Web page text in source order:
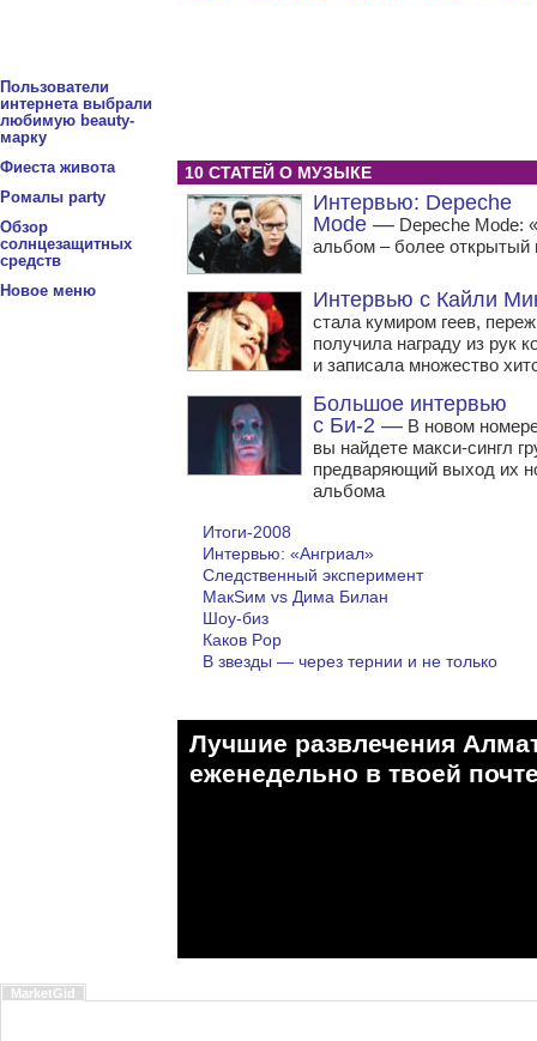
Пользователи
интернета выбрали
любимую beauty-
марку
Фиеста живота
Ромалы party
Обзор
солнцезащитных
средств
Новое меню
10 СТАТЕЙ О МУЗЫКЕ
Интервью: Depeche
Mode — Depeche Mode:
альбом – более открытый
Интервью с Кайли
стала кумиром геев,
получила награду из рук
и записала множество
Большое интервью
с Би-2 — В новом
вы найдете макси-сингл
предваряющий выход их
альбома
Итоги-2008
Интервью: «Ангриал»
Следственный эксперимент
MaкSим vs Дима Билан
Шоу-биз
Каков Pop
В звезды — через тернии и не только
Лучшие развлечения
eженедельно в твоей
MarketGid